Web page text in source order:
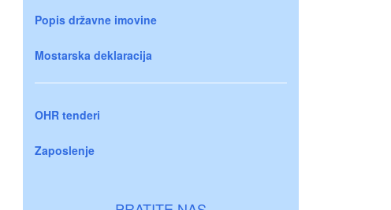
Popis državne imovine
Mostarska deklaracija
OHR tenderi
Zaposlenje